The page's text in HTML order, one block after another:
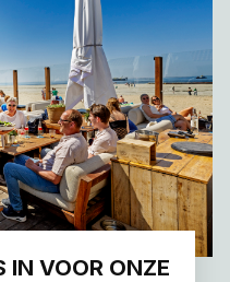
IN VOOR ONZE